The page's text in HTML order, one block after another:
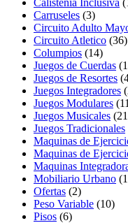
Calistenia Inclusiva
Carruseles (3)
Circuito Adulto
Circuito Atletico (36)
Columpios (14)
Juegos de Cuerdas
Juegos de Resortes
Juegos Integradores
Juegos Modulares
Juegos Musicales
Juegos Tradicionales
Maquinas de
Maquinas de
Maquinas
Mobiliario Urbano
Ofertas (2)
Peso Variable (10)
Pisos (6)